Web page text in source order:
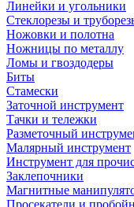
Линейки и угольники
Стеклорезы и
Ножовки и полотна
Ножницы по металлу
Ломы и гвоздодеры
Биты
Стамески
Заточной инструмент
Тачки и тележки
Разметочный
Малярный инструмент
Инструмент для
Заклепочники
Магнитные
Просекатели и